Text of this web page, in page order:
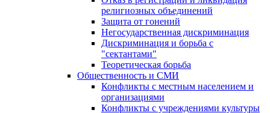
религиозных объединений
Защита от гонений
Негосударственная дискриминация
Дискриминация и борьба с
"сектантами"
Теоретическая борьба
Общественность и СМИ
Конфликты с местным населением и
организациями
Конфликты с учреждениями культуры